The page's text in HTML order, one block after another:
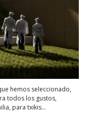
hemos seleccionado,
todos los gustos,
para txikis…